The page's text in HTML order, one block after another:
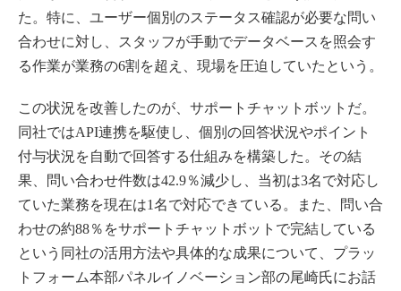
た。特に、ユーザー個別のステータス確認が必要な問い
合わせに対し、スタッフが手動でデータベースを照会す
る作業が業務の6割を超え、現場を圧迫していたという。
この状況を改善したのが、サポートチャットボットだ。
同社ではAPI連携を駆使し、個別の回答状況やポイント
付与状況を自動で回答する仕組みを構築した。その結
果、問い合わせ件数は42.9％減少し、当初は3名で対応し
ていた業務を現在は1名で対応できている。また、問い合
わせの約88％をサポートチャットボットで完結している
という同社の活用方法や具体的な成果について、プラッ
トフォーム本部パネルイノベーション部の尾崎氏にお話